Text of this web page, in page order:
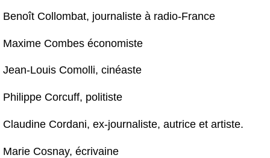
Benoît Collombat, journaliste à radio-France
Maxime Combes économiste
Jean-Louis Comolli, cinéaste
Philippe Corcuff, politiste
Claudine Cordani, ex-journaliste, autrice et artiste.
Marie Cosnay, écrivaine